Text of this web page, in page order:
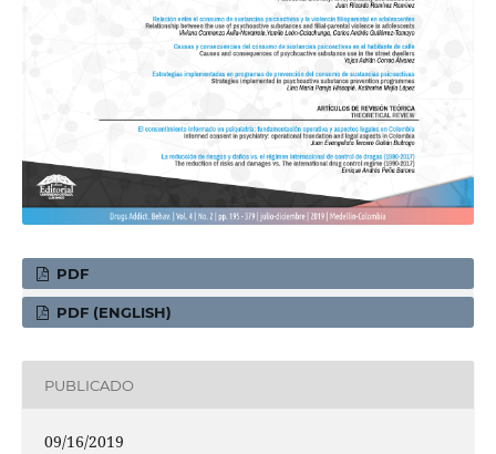
PDF
PDF (ENGLISH)
PUBLICADO
09/16/2019